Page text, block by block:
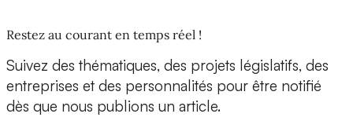
Restez au courant en temps réel !
Suivez des thématiques, des projets législatifs, des
entreprises et des personnalités pour être notifié
dès que nous publions un article.